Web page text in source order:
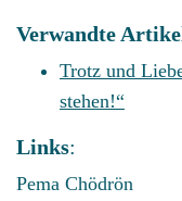
Verwandte
Trotz und
stehen!“
Links:
Pema Chödrön